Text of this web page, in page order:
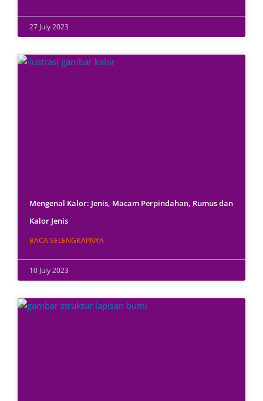
27 July 2023
Mengenal Kalor: Jenis, Macam Perpindahan, Rumus dan
Kalor Jenis
BACA SELENGKAPNYA
10 July 2023